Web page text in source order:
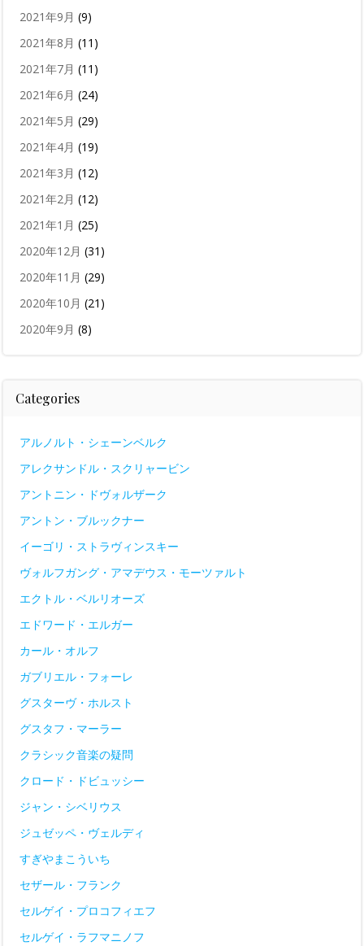
2021年9月 (9)
2021年8月 (11)
2021年7月 (11)
2021年6月 (24)
2021年5月 (29)
2021年4月 (19)
2021年3月 (12)
2021年2月 (12)
2021年1月 (25)
2020年12月 (31)
2020年11月 (29)
2020年10月 (21)
2020年9月 (8)
Categories
アルノルト・シェーンベルク
アレクサンドル・スクリャービン
アントニン・ドヴォルザーク
アントン・ブルックナー
イーゴリ・ストラヴィンスキー
ヴォルフガング・アマデウス・モーツァルト
エクトル・ベルリオーズ
エドワード・エルガー
カール・オルフ
ガブリエル・フォーレ
グスターヴ・ホルスト
グスタフ・マーラー
クラシック音楽の疑問
クロード・ドビュッシー
ジャン・シベリウス
ジュゼッペ・ヴェルディ
すぎやまこういち
セザール・フランク
セルゲイ・プロコフィエフ
セルゲイ・ラフマニノフ